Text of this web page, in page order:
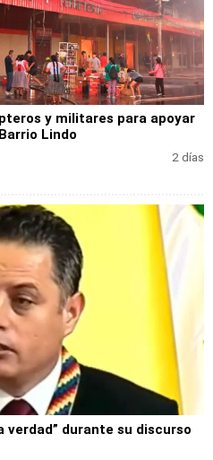
y militares para apoyar
Lindo
2 días
verdad” durante su discurso